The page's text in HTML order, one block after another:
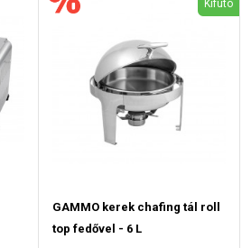
Kifutó
GAMMO kerek chafing tál roll
top fedővel - 6 L